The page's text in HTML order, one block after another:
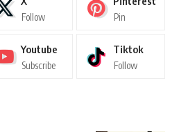
Follow Pin
Youtube
Subscribe
Tiktok
Follow